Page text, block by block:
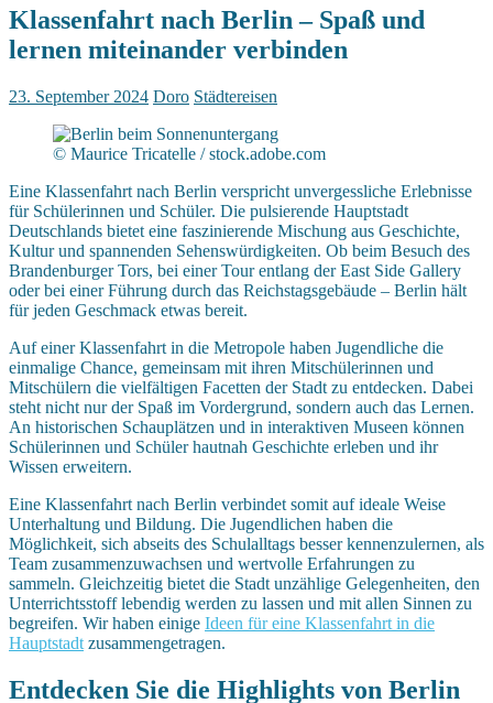
Klassenfahrt nach Berlin – Spaß und
lernen miteinander verbinden
23. September 2024 Doro Städtereisen
© Maurice Tricatelle / stock.adobe.com
Eine Klassenfahrt nach Berlin verspricht unvergessliche Erlebnisse
für Schülerinnen und Schüler. Die pulsierende Hauptstadt
Deutschlands bietet eine faszinierende Mischung aus Geschichte,
Kultur und spannenden Sehenswürdigkeiten. Ob beim Besuch des
Brandenburger Tors, bei einer Tour entlang der East Side Gallery
oder bei einer Führung durch das Reichstagsgebäude – Berlin hält
für jeden Geschmack etwas bereit.
Auf einer Klassenfahrt in die Metropole haben Jugendliche die
einmalige Chance, gemeinsam mit ihren Mitschülerinnen und
Mitschülern die vielfältigen Facetten der Stadt zu entdecken. Dabei
steht nicht nur der Spaß im Vordergrund, sondern auch das Lernen.
An historischen Schauplätzen und in interaktiven Museen können
Schülerinnen und Schüler hautnah Geschichte erleben und ihr
Wissen erweitern.
Eine Klassenfahrt nach Berlin verbindet somit auf ideale Weise
Unterhaltung und Bildung. Die Jugendlichen haben die
Möglichkeit, sich abseits des Schulalltags besser kennenzulernen, als
Team zusammenzuwachsen und wertvolle Erfahrungen zu
sammeln. Gleichzeitig bietet die Stadt unzählige Gelegenheiten, den
Unterrichtsstoff lebendig werden zu lassen und mit allen Sinnen zu
begreifen. Wir haben einige Ideen für eine Klassenfahrt in die
Hauptstadt zusammengetragen.
Entdecken Sie die Highlights von Berlin